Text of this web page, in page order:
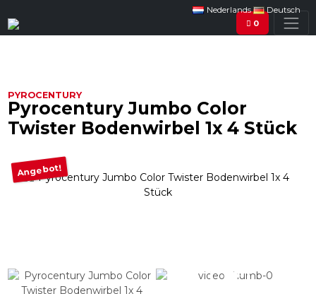
Nederlands
Deutsch
0
PYROCENTURY
Pyrocentury Jumbo Color
Twister Bodenwirbel 1x 4 Stück
Angebot!